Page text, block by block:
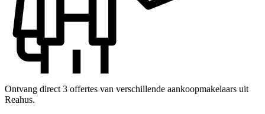
Ontvang direct 3 offertes van verschillende aankoopmakelaars uit
Reahus.